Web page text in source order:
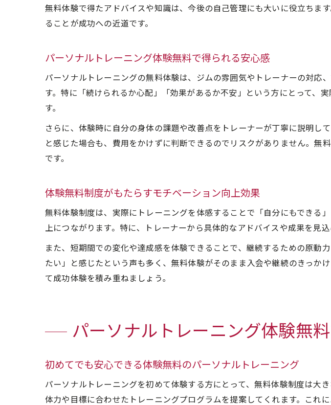
マンツーマン体験無料で
個別対応で実感する継続しや
マンツーマン体験無料が
パーソナルトレーニング
パーソナルトレーニング
個別対応と体験無料がも
無料体験で得たアドバイスや知識は、今後の自己管理にも大いに役立ちま
ることが成功への近道です。
パーソナルトレーニング体験無料で得られる安心感
パーソナルトレーニングの無料体験は、ジムの雰囲気やトレーナーの対応
す。特に「続けられるか心配」「効果があるか不安」という方にとって、
す。
さらに、体験時に自分の身体の課題や改善点をトレーナーが丁寧に説明し
と感じた場合も、費用をかけずに判断できるのでリスクがありません。
です。
体験無料制度がもたらすモチベーション向上効果
無料体験制度は、実際にトレーニングを体感することで「自分にもできる
上につながります。特に、トレーナーから具体的なアドバイスや成果を見
また、短期間での変化や達成感を体験できることで、継続するための原動
たい」と感じたという声も多く、無料体験がそのまま入会や継続のきっか
て成功体験を積み重ねましょう。
パーソナルトレーニング体験無
初めてでも安心できる体験無料のパーソナルトレーニング
パーソナルトレーニングを初めて体験する方にとって、無料体験制度は大
体力や目標に合わせたトレーニングプログラムを提案してくれます。これ